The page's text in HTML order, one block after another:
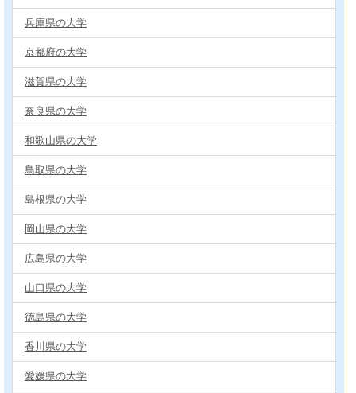
兵庫県の大学
京都府の大学
滋賀県の大学
奈良県の大学
和歌山県の大学
鳥取県の大学
島根県の大学
岡山県の大学
広島県の大学
山口県の大学
徳島県の大学
香川県の大学
愛媛県の大学